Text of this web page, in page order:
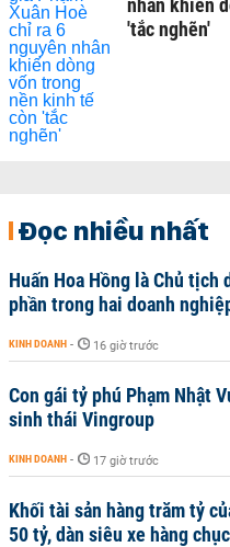
nhân khiến
'tắc nghẽn'
Đọc nhiều nhất
Huấn Hoa Hồng là Chủ tịch
phần trong hai doanh
KINH DOANH - 16 giờ trước
Con gái tỷ phú Phạm Nhật
sinh thái Vingroup
KINH DOANH - 17 giờ trước
Khối tài sản hàng trăm tỷ
50 tỷ, dàn siêu xe hàng